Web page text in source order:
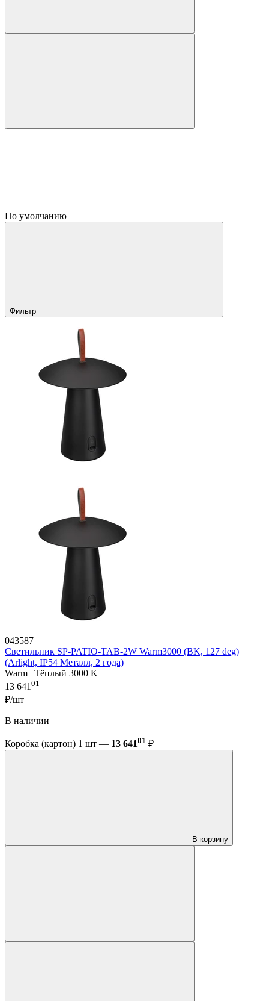
По умолчанию
Фильтр
043587
Светильник SP-PATIO-TAB-2W Warm3000 (BK, 127 deg)
(Arlight, IP54 Металл, 2 года)
Warm | Тёплый 3000 K
13 64101
₽/шт
В наличии
Коробка (картон) 1 шт — 13 64101 ₽
В корзину